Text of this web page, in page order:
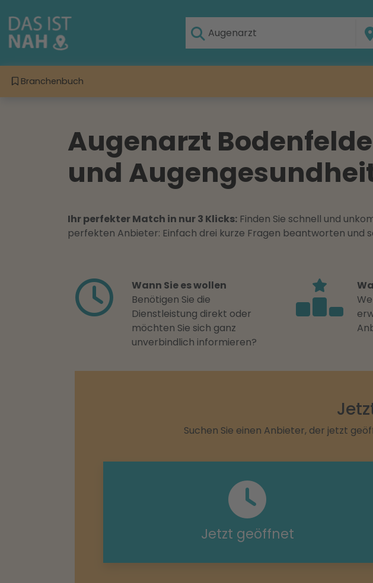
Branchenbuch
Augenarzt
und
Ihr perfekter Match in nur 3 Klicks: Finden Sie schnell und
perfekten Anbieter: Einfach drei kurze Fragen beantworten und
Wann Sie es wollen
Benötigen Sie die
Dienstleistung direkt oder
möchten Sie sich ganz
unverbindlich informieren?
Suchen Sie einen Anbieter, der jetzt
Jetzt geöffnet